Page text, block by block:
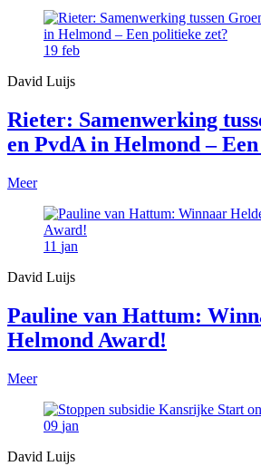
19 feb
David Luijs
Rieter: Samenwerking
en PvdA in Helmond –
Meer
11 jan
David Luijs
Pauline van Hattum:
Helmond Award!
Meer
09 jan
David Luijs